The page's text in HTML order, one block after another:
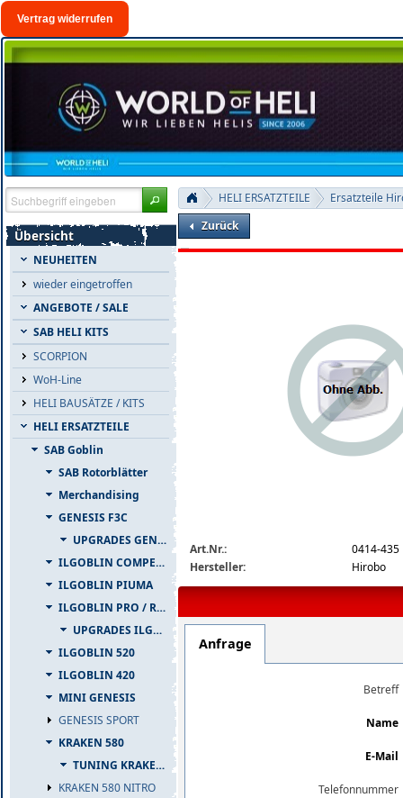
Vertrag widerrufen
Übersicht
NEUHEITEN
wieder eingetroffen
ANGEBOTE / SALE
SAB HELI KITS
SCORPION
WoH-Line
HELI BAUSÄTZE / KITS
HELI ERSATZTEILE
SAB Goblin
SAB Rotorblätter
Merchandising
GENESIS F3C
UPGRADES GENESIS F3C
ILGOBLIN COMPETIZIONE
ILGOBLIN PIUMA
ILGOBLIN PRO / RAW 700
UPGRADES ILGOBLIN PRO / RAW 700
ILGOBLIN 520
ILGOBLIN 420
MINI GENESIS
GENESIS SPORT
KRAKEN 580
TUNING KRAKEN 580
KRAKEN 580 NITRO
HELI ERSATZTEILE
Ersatzteile
Zurück
Art.Nr.:
0414-435
Hersteller:
Hirobo
Anfrage
Betreff
Name
E-Mail
Telefonnummer